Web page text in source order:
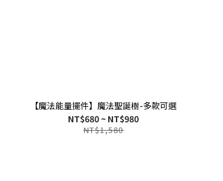
【魔法能量擺件】魔法聖誕樹-多款可選
NT$680 ~ NT$980
NT$1,580